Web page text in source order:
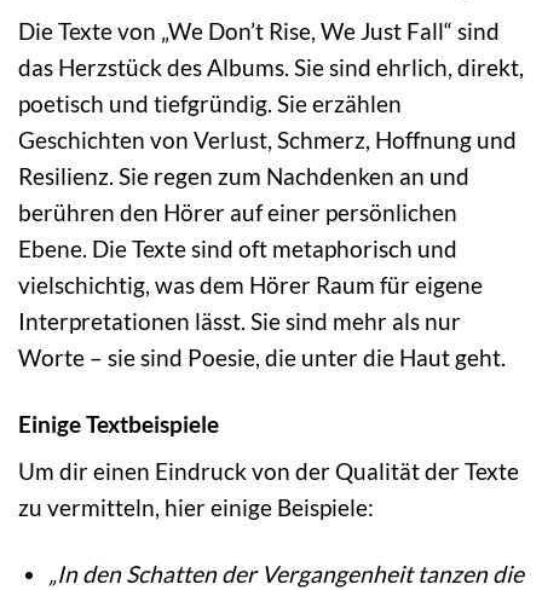
Die Texte von „We Don’t Rise, We Just Fall“ sind
das Herzstück des Albums. Sie sind ehrlich, direkt,
poetisch und tiefgründig. Sie erzählen
Geschichten von Verlust, Schmerz, Hoffnung und
Resilienz. Sie regen zum Nachdenken an und
berühren den Hörer auf einer persönlichen
Ebene. Die Texte sind oft metaphorisch und
vielschichtig, was dem Hörer Raum für eigene
Interpretationen lässt. Sie sind mehr als nur
Worte – sie sind Poesie, die unter die Haut geht.
Einige Textbeispiele
Um dir einen Eindruck von der Qualität der Texte
zu vermitteln, hier einige Beispiele:
„In den Schatten der Vergangenheit tanzen die